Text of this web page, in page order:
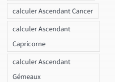
calculer Ascendant Cancer
calculer Ascendant
Capricorne
calculer Ascendant
Gémeaux